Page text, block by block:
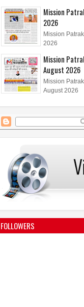
Mission
2026
Mission
2026
Mission
August 2026
Mission
August 2026
FOLLOWERS